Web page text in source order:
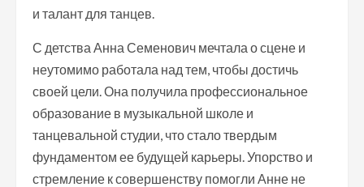
и талант для танцев.
С детства Анна Семенович мечтала о сцене и
неутомимо работала над тем, чтобы достичь
своей цели. Она получила профессиональное
образование в музыкальной школе и
танцевальной студии, что стало твердым
фундаментом ее будущей карьеры. Упорство и
стремление к совершенству помогли Анне не